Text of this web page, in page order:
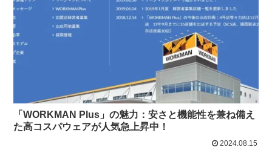
「WORKMAN Plus」の魅力：安さと機能性を兼ね備え
た高コスパウェアが人気急上昇中！
2024.08.15